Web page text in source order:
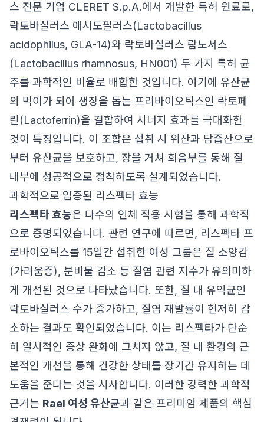
스 전문 기업 CLERET S.p.A.에서 개발한 특허 원료로,
락토바실러스 애시도필러스(Lactobacillus
acidophilus, GLA-14)와 락토바실러스 람노서스
(Lactobacillus rhamnosus, HN001) 두 가지 특허 균
주를 과학적인 비율로 배합한 것입니다. 여기에 유산균
의 먹이가 되어 생장을 돕는 프리바이오틱스인 락토페
린(Lactoferrin)을 결합하여 시너지 효과를 극대화한
것이 특징입니다. 이 조합은 섭취 시 위산과 담즙산으로
부터 유산균을 보호하고, 장을 거쳐 회음부를 통해 질
내부에 성공적으로 정착하도록 설계되었습니다.
과학적으로 입증된 리스펙타 효능
리스펙타 효능은 다수의 인체 적용 시험을 통해 과학적
으로 증명되었습니다. 관련 연구에 따르면, 리스펙타 프
로바이오틱스를 15일간 섭취한 여성 그룹은 질 소양감
(가려움증), 분비물 감소 등 질염 관련 지수가 유의미하
게 개선된 것으로 나타났습니다. 또한, 질 내 유익균인
락토바실러스 수가 증가하고, 질염 재발률이 현저히 감
소하는 결과도 확인되었습니다. 이는 리스펙타가 단순
히 일시적인 증상 완화에 그치지 않고, 질 내 환경의 근
본적인 개선을 통해 건강한 상태를 장기간 유지하는 데
도움을 준다는 것을 시사합니다. 이러한 강력한 과학적
근거는 Rael 여성 유산균과 같은 프리미엄 제품의 핵심